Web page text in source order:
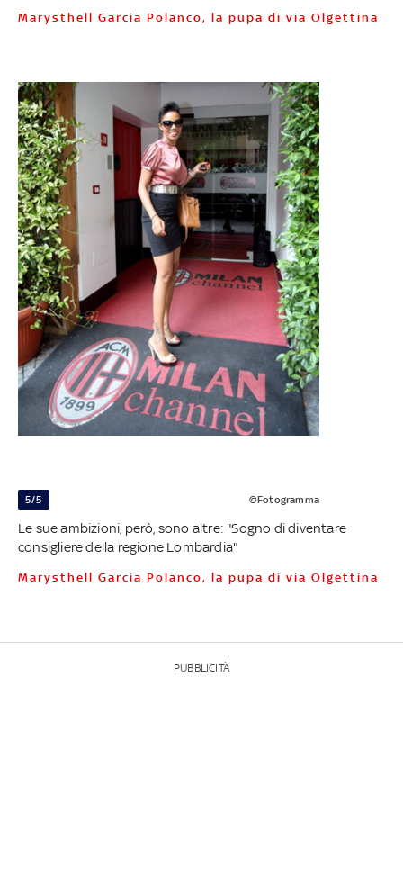
Marysthell Garcia Polanco, la pupa di via Olgettina
5/5 ©Fotogramma
Le sue ambizioni, però, sono altre: "Sogno di diventare
consigliere della regione Lombardia"
Marysthell Garcia Polanco, la pupa di via Olgettina
PUBBLICITÀ